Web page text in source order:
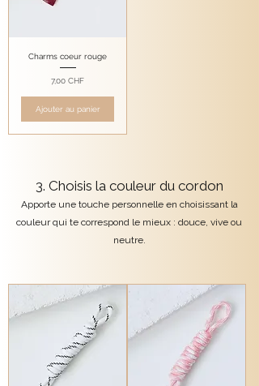
Charms coeur rouge
Prix
7,00 CHF
Ajouter au panier
3. Choisis la couleur du cordon
Apporte une touche personnelle en choisissant la
couleur qui te correspond le mieux : douce, vive ou
neutre.